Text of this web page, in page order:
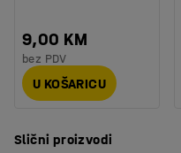
9,00 KM
bez PDV
U KOŠARICU
Slični proizvodi